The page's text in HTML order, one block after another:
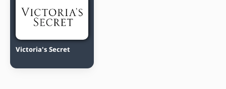
Victoria's Secret